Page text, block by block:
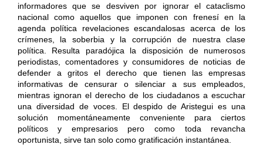
informadores que se desviven por ignorar el cataclismo
nacional como aquellos que imponen con frenesí en la
agenda política revelaciones escandalosas acerca de los
crímenes, la soberbia y la corrupción de nuestra clase
política. Resulta paradójica la disposición de numerosos
periodistas, comentadores y consumidores de noticias de
defender a gritos el derecho que tienen las empresas
informativas de censurar o silenciar a sus empleados,
mientras ignoran el derecho de los ciudadanos a escuchar
una diversidad de voces. El despido de Aristegui es una
solución momentáneamente conveniente para ciertos
políticos y empresarios pero como toda revancha
oportunista, sirve tan solo como gratificación instantánea.